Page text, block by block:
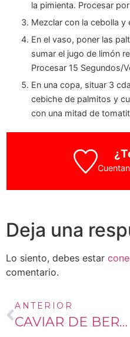
la pimienta. Procesar
Mezclar con la cebolla y
En el vaso, poner las
sumar el jugo de limón
Procesar 15 Segundos/
En una copa, situar 3
cebiche de palmitos y
con una mitad de
Deja una
Lo siento, debes estar
comentario.
ANTERIOR
CAVIAR DE BERENJENA